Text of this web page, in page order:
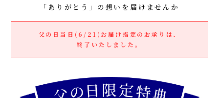
「ありがとう」の想いを届けませんか
父の日当日(6/21)お届け指定のお承りは、
終了いたしました。